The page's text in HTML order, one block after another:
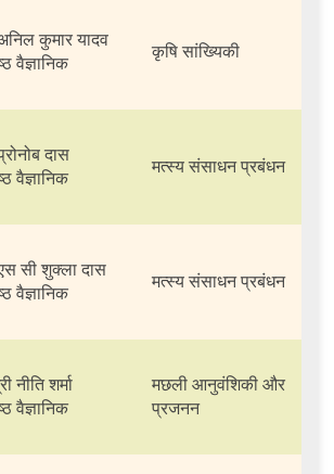
कुमार यादव
वैज्ञानिक
कृषि सांख्यिकी
दास
वैज्ञानिक
मत्स्य संसाधन प्रबंधन
सी शुक्ला दास
वैज्ञानिक
मत्स्य संसाधन प्रबंधन
नीति शर्मा
वैज्ञानिक
मछली आनुवंशिकी और
प्रजनन